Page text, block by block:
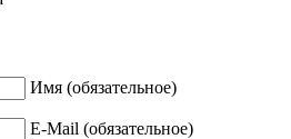
Имя (обязательное)
E-Mail (обязательное)